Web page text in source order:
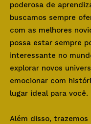
poderosa de
buscamos sempre
com as melhores
possa estar sempre
interessante no
explorar novos
emocionar com
lugar ideal para você.
Além disso, trazemos